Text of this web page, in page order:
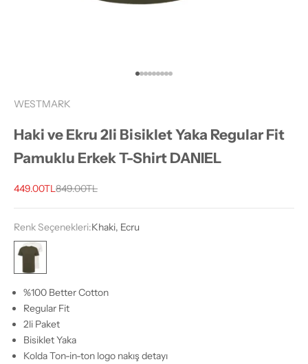
1 ögesine git
2 ögesine git
3 ögesine git
4 ögesine git
5 ögesine git
6 ögesine git
7 ögesine git
8 ögesine git
9 ögesine git
WESTMARK
Haki ve Ekru 2li Bisiklet Yaka Regular Fit
Pamuklu Erkek T-Shirt DANIEL
İndirimli fiyat
449.00TL Normal fiyat
849.00TL
Renk Seçenekleri:Khaki, Ecru
Khaki, Ecru
%100 Better Cotton
Regular Fit
2li Paket
Bisiklet Yaka
Kolda Ton-in-ton logo nakış detayı